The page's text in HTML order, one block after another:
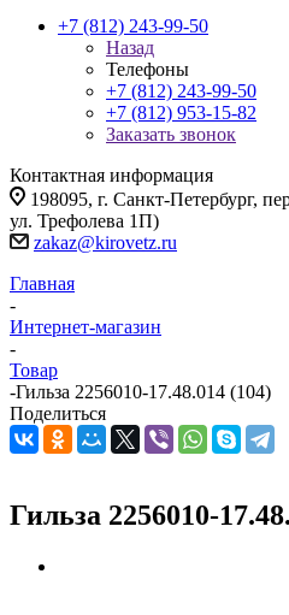
+7 (812) 243-99-50
Назад
Телефоны
+7 (812) 243-99-50
+7 (812) 953-15-82
Заказать звонок
Контактная информация
198095, г. Санкт-Петербург,
ул. Трефолева 1П)
zakaz@kirovetz.ru
Главная
-
Интернет-магазин
-
Товар
-Гильза 2256010-17.48.014 (104)
Поделиться
Гильза 2256010-